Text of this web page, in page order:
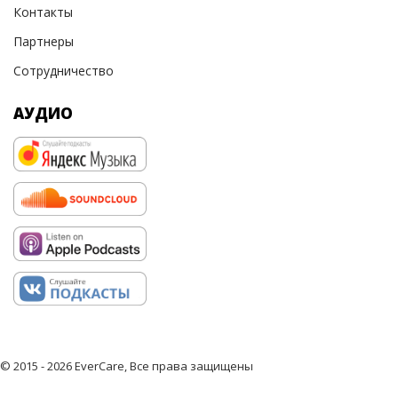
Контакты
Партнеры
Сотрудничество
АУДИО
© 2015 - 2026 EverCare, Все права защищены